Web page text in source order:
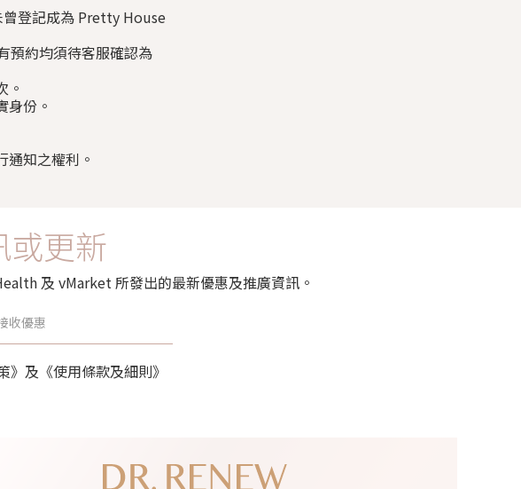
曾登記成為 Pretty House
預約均須待客服確認為
。
身份。
通知之權利。
更新
及 vMarket 所發出的最新優惠及推廣資訊。
及《使用條款及細則》